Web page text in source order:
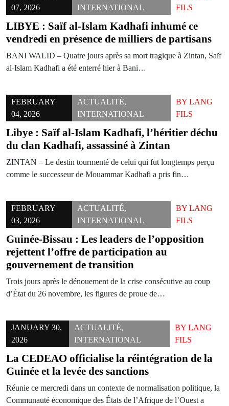
07, 2026
INTERNATIONAL
FILS
LIBYE : Saïf al-Islam Kadhafi inhumé ce
vendredi en présence de milliers de partisans
BANI WALID – Quatre jours après sa mort tragique à Zintan, Saïf
al-Islam Kadhafi a été enterré hier à Bani…
FEBRUARY
04, 2026
ACTUALITÉ,
INTERNATIONAL
BYLANG
FILS
Libye : Saïf al-Islam Kadhafi, l’héritier déchu
du clan Kadhafi, assassiné à Zintan
ZINTAN – Le destin tourmenté de celui qui fut longtemps perçu
comme le successeur de Mouammar Kadhafi a pris fin…
FEBRUARY
03, 2026
ACTUALITÉ,
INTERNATIONAL
BYLANG
FILS
Guinée-Bissau : Les leaders de l’opposition
rejettent l’offre de participation au
gouvernement de transition
Trois jours après le dénouement de la crise consécutive au coup
d’État du 26 novembre, les figures de proue de…
JANUARY 30,
2026
ACTUALITÉ,
INTERNATIONAL
BYLANG
FILS
La CEDEAO officialise la réintégration de la
Guinée et la levée des sanctions
Réunie ce mercredi dans un contexte de normalisation politique, la
Communauté économique des États de l’Afrique de l’Ouest a